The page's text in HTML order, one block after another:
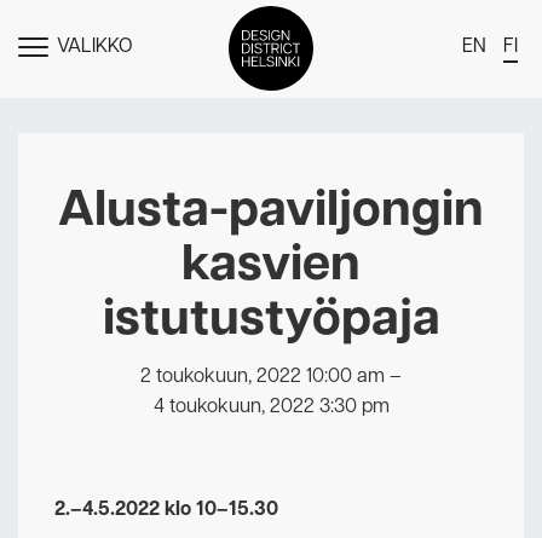
NÄYTÄVALIKKO EN FI
Jäsenet
Tapahtumat
Uutiset
Medialle
Meistä
Design District Helsingin jäsenyydestä
Alusta-paviljongin
kasvien
istutustyöpaja
2 toukokuun, 2022 10:00 am –
4 toukokuun, 2022 3:30 pm
2.–4.5.2022 klo 10–15.30